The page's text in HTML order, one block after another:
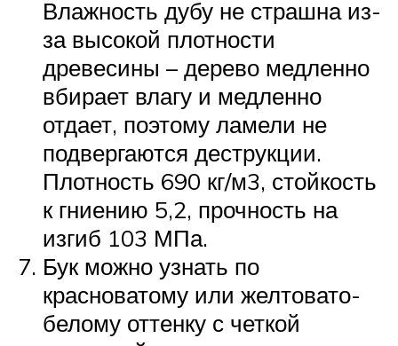
Влажность дубу не страшна из-
за высокой плотности
древесины – дерево медленно
вбирает влагу и медленно
отдает, поэтому ламели не
подвергаются деструкции.
Плотность 690 кг/м3, стойкость
к гниению 5,2, прочность на
изгиб 103 МПа.
Бук можно узнать по
красноватому или желтовато-
белому оттенку с четкой